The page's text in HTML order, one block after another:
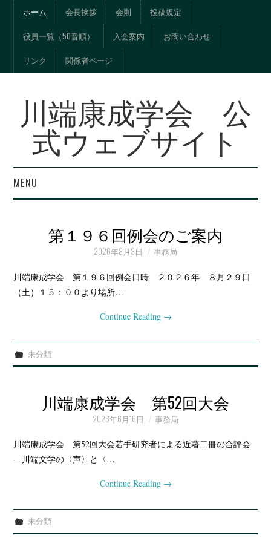
ホーム 会長挨拶 会則 投稿規定
役員一覧（50音順） 入会案内 お問い合わせ
リンク 関係者ページ
川端康成学会 公
式ウェブサイト
MENU
界』総目次
例会・大会の記録
第１９６回例会のご案内
2026年8月3日 事務局
川端康成学会 第１９６回例会日時 ２０２６年 ８月２９日
（土）１５：００より場所…
Continue Reading →
未分類
川端康成学会 第52回大会
2026年6月16日 事務局
川端康成学会 第52回大会若手研究者による近著二冊の合評会
―川端文学の〈声〉と〈…
Continue Reading →
未分類